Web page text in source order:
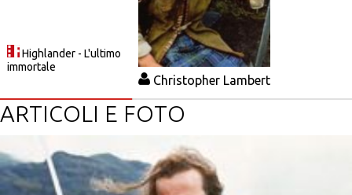
Highlander - L'ultimo
immortale
Christopher Lambert
ARTICOLI E FOTO